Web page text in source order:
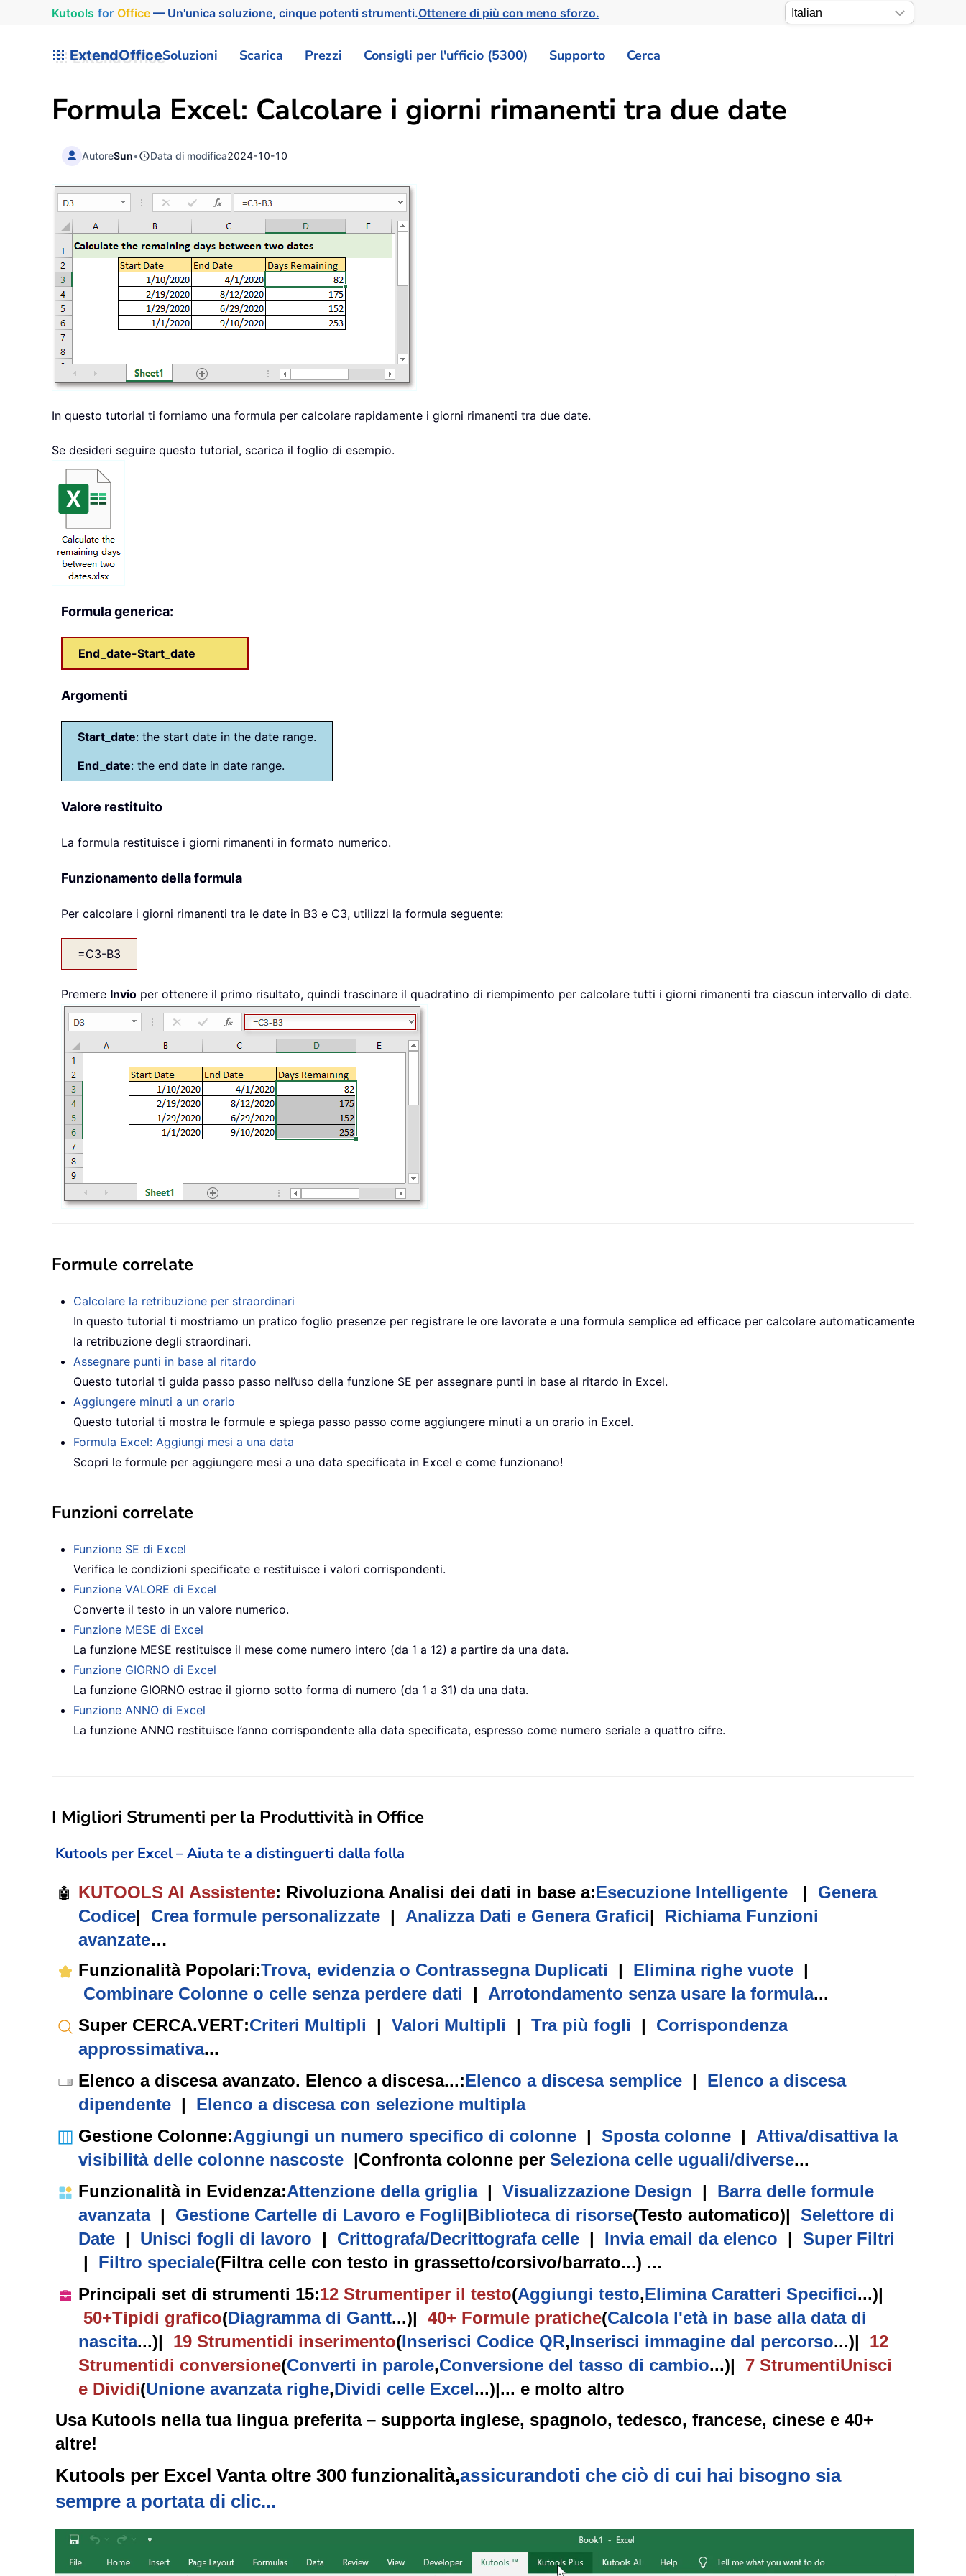
Kutools for Office— Un'unica soluzione, cinque potenti strumenti.Ottenere di più con meno sforzo.
ExtendOfficeSoluzioni Scarica Prezzi Consigli per l'ufficio (5300) Supporto Cerca
Formula Excel: Calcolare i giorni rimanenti tra due date
AutoreSun• Data di modifica2024-10-10
In questo tutorial ti forniamo una formula per calcolare rapidamente i giorni rimanenti tra due date.
Se desideri seguire questo tutorial, scarica il foglio di esempio.
Formula generica:
End_date-Start_date
Argomenti
Start_date: the start date in the date range.
End_date: the end date in date range.
Valore restituito
La formula restituisce i giorni rimanenti in formato numerico.
Funzionamento della formula
Per calcolare i giorni rimanenti tra le date in B3 e C3, utilizzi la formula seguente:
=C3-B3
Premere Invio per ottenere il primo risultato, quindi trascinare il quadratino di riempimento per calcolare tutti i giorni rimanenti tra ciascun intervallo di date.
Formule correlate
Calcolare la retribuzione per straordinari
In questo tutorial ti mostriamo un pratico foglio presenze per registrare le ore lavorate e una formula semplice ed efficace per calcolare automaticamente
la retribuzione degli straordinari.
Assegnare punti in base al ritardo
Questo tutorial ti guida passo passo nell’uso della funzione SE per assegnare punti in base al ritardo in Excel.
Aggiungere minuti a un orario
Questo tutorial ti mostra le formule e spiega passo passo come aggiungere minuti a un orario in Excel.
Formula Excel: Aggiungi mesi a una data
Scopri le formule per aggiungere mesi a una data specificata in Excel e come funzionano!
Funzioni correlate
Funzione SE di Excel
Verifica le condizioni specificate e restituisce i valori corrispondenti.
Funzione VALORE di Excel
Converte il testo in un valore numerico.
Funzione MESE di Excel
La funzione MESE restituisce il mese come numero intero (da 1 a 12) a partire da una data.
Funzione GIORNO di Excel
La funzione GIORNO estrae il giorno sotto forma di numero (da 1 a 31) da una data.
Funzione ANNO di Excel
La funzione ANNO restituisce l’anno corrispondente alla data specificata, espresso come numero seriale a quattro cifre.
I Migliori Strumenti per la Produttività in Office
Kutools per Excel – Aiuta te a distinguerti dalla folla
🤖 KUTOOLS AI Assistente: Rivoluziona Analisi dei dati in base a:Esecuzione Intelligente |
Genera
Codice| Crea formule personalizzate | Analizza Dati e Genera Grafici|
Richiama Funzioni
avanzate…
Funzionalità Popolari:Trova, evidenzia o Contrassegna Duplicati | Elimina righe vuote |
Combinare Colonne o celle senza perdere dati
| Arrotondamento senza usare la formula...
Super CERCA.VERT:Criteri Multipli | Valori Multipli | Tra più fogli |
Corrispondenza
approssimativa...
Elenco a discesa avanzato. Elenco a discesa...:Elenco a discesa semplice |
Elenco a discesa
dipendente |
Elenco a discesa con selezione multipla
Gestione Colonne:Aggiungi un numero specifico di colonne | Sposta colonne |
Attiva/disattiva la
visibilità delle colonne nascoste |Confronta colonne per Seleziona celle uguali/diverse...
Funzionalità in Evidenza:Attenzione della griglia | Visualizzazione Design |
Barra delle formule
avanzata | Gestione Cartelle di Lavoro e Fogli|Biblioteca di risorse(Testo automatico)| Selettore di
Date | Unisci fogli di lavoro | Crittografa/Decrittografa celle | Invia email da elenco | Super Filtri
|
Filtro speciale(Filtra celle con testo in grassetto/corsivo/barrato...) ...
Principali set di strumenti 15:12 Strumentiper il testo(Aggiungi testo,Elimina Caratteri Specifici...)|
50+Tipidi grafico(Diagramma di Gantt...)| 40+ Formule pratiche(Calcola l'età in base alla data di
nascita...)| 19 Strumentidi inserimento(Inserisci Codice QR,Inserisci immagine dal percorso...)|
12
Strumentidi conversione(Converti in parole,Conversione del tasso di cambio...)| 7 StrumentiUnisci
e Dividi(Unione avanzata righe,Dividi celle Excel...)|... e molto altro
Usa Kutools nella tua lingua preferita – supporta inglese, spagnolo, tedesco, francese, cinese e 40+
altre!
Kutools per Excel Vanta oltre 300 funzionalità,assicurandoti che ciò di cui hai bisogno sia
sempre a portata di clic...